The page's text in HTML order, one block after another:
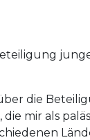
die
mir als